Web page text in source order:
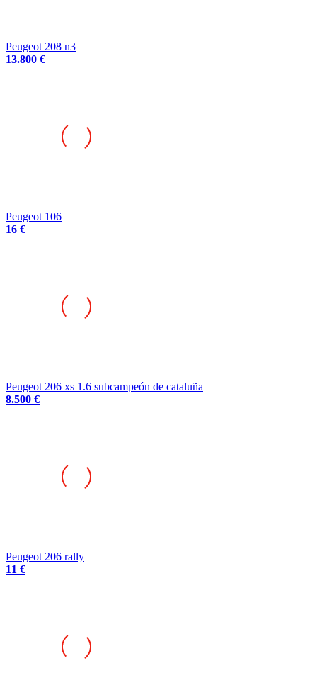
Peugeot 208 n3
13.800 €
Peugeot 106
16 €
Peugeot 206 xs 1.6 subcampeón de cataluña
8.500 €
Peugeot 206 rally
11 €